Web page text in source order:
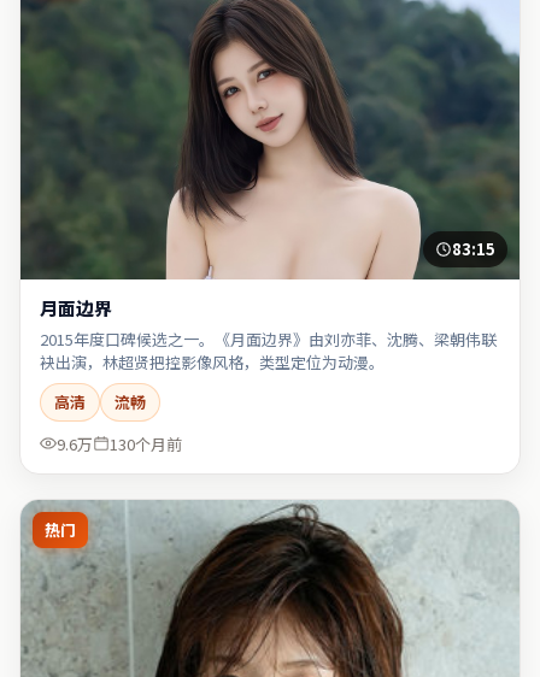
83:15
月面边界
2015年度口碑候选之一。《月面边界》由刘亦菲、沈腾、梁朝伟联
袂出演，林超贤把控影像风格，类型定位为动漫。
高清
流畅
9.6万
130个月前
热门